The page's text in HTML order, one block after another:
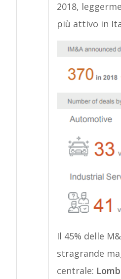
2018,
più attivo in
Il 45% delle
stragrande
centrale: